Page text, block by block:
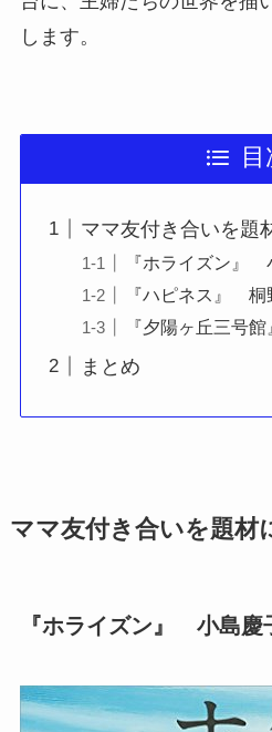
します。
目
ママ友付き合いを
『ホライズン』
『ハピネス』 桐
『夕陽ヶ丘三号
まとめ
ママ友付き合いを題
『ホライズン』 小島慶